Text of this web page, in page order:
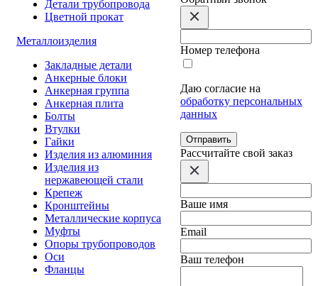
Детали трубопровода
Цветной прокат
Металлоизделия
Закладные детали
Анкерные блоки
Анкерная группа
Анкерная плита
Болты
Втулки
Гайки
Изделия из алюминия
Изделия из
нержавеющей стали
Крепеж
Кронштейны
Металлические корпуса
Муфты
Опоры трубопроводов
Оси
Фланцы
Номер телефона
Даю согласие на
обработку персональных
данных
Отправить
Расcчитайте свой заказ
Ваше имя
Email
Ваш телефон